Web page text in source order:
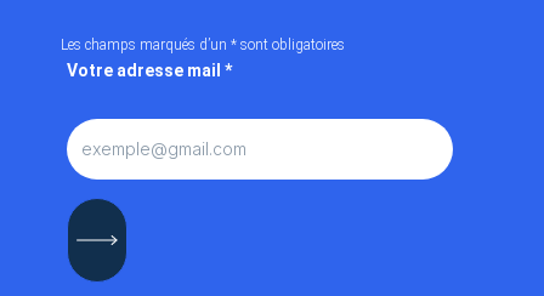
Les champs marqués d’un * sont obligatoires
Votre adresse mail *